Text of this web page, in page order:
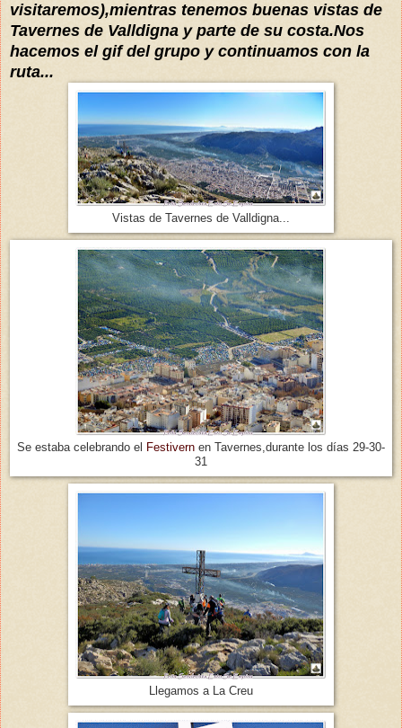
visitaremos),mientras tenemos buenas vistas de
Tavernes de Valldigna y parte de su costa.Nos
hacemos el gif del grupo y continuamos con la
ruta...
Vistas de Tavernes de Valldigna...
Se estaba celebrando el Festivern en Tavernes,durante los días 29-30-
31
Llegamos a La Creu